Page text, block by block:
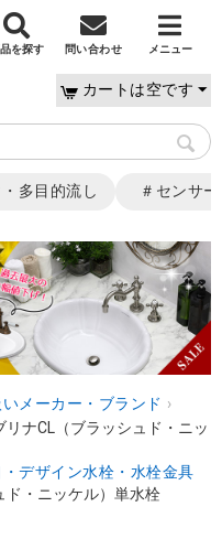
を探す 問い合わせ メニュー
カートは空です
多目的流し ＃センサ
メーカー・ブランド ›
リナCL（ブラッシュド・ニッ
デザイン水栓・水栓金具
ド・ニッケル）単水栓